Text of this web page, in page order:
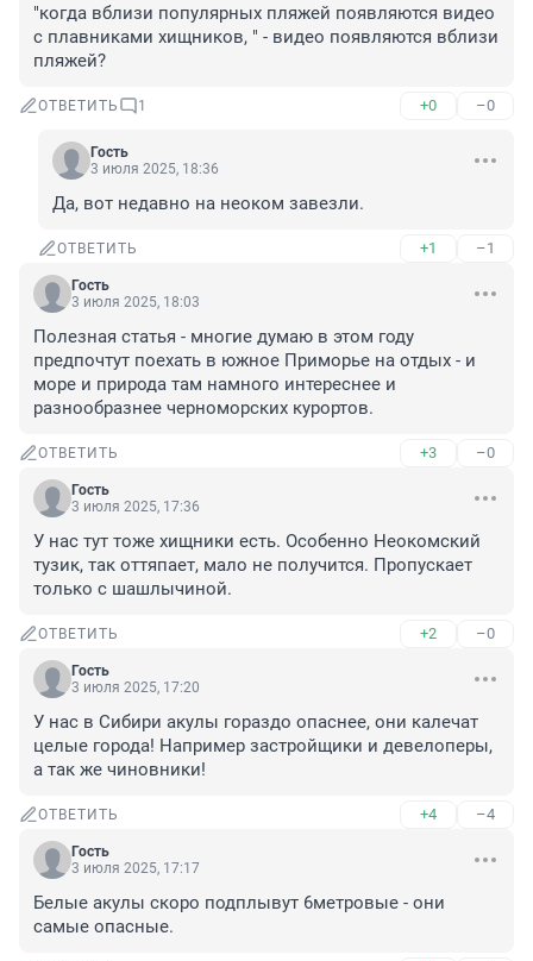
"когда вблизи популярных пляжей появляются видео
с плавниками хищников, " - видео появляются вблизи
пляжей?
ОТВЕТИТЬ 1 +0 –0
Гость
3 июля 2025, 18:36
Да, вот недавно на неоком завезли.
ОТВЕТИТЬ +1 –1
Гость
3 июля 2025, 18:03
Полезная статья - многие думаю в этом году
предпочтут поехать в южное Приморье на отдых - и
море и природа там намного интереснее и
разнообразнее черноморских курортов.
ОТВЕТИТЬ +3 –0
Гость
3 июля 2025, 17:36
У нас тут тоже хищники есть. Особенно Неокомский
тузик, так оттяпает, мало не получится. Пропускает
только с шашлычиной.
ОТВЕТИТЬ +2 –0
Гость
3 июля 2025, 17:20
У нас в Сибири акулы гораздо опаснее, они калечат
целые города! Например застройщики и девелоперы,
а так же чиновники!
ОТВЕТИТЬ +4 –4
Гость
3 июля 2025, 17:17
Белые акулы скоро подплывут 6метровые - они
самые опасные.